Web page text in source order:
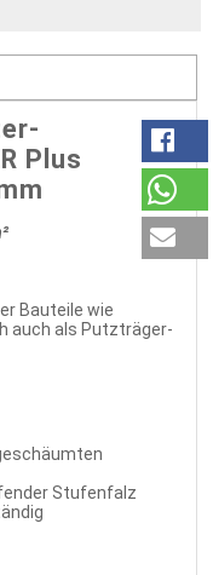
Plus
Bauteile wie
auch als Putzträger-
Stufenfalz